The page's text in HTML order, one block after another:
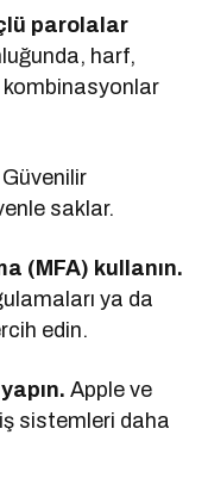
parolalar
harf,
Güvenilir
saklar.
(MFA) kullanın.
ya da
edin.
Apple ve
sistemleri daha